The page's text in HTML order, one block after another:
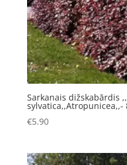
Sarkanais dižskabārdis
sylvatica,,Atropunicea,,-
€5.90